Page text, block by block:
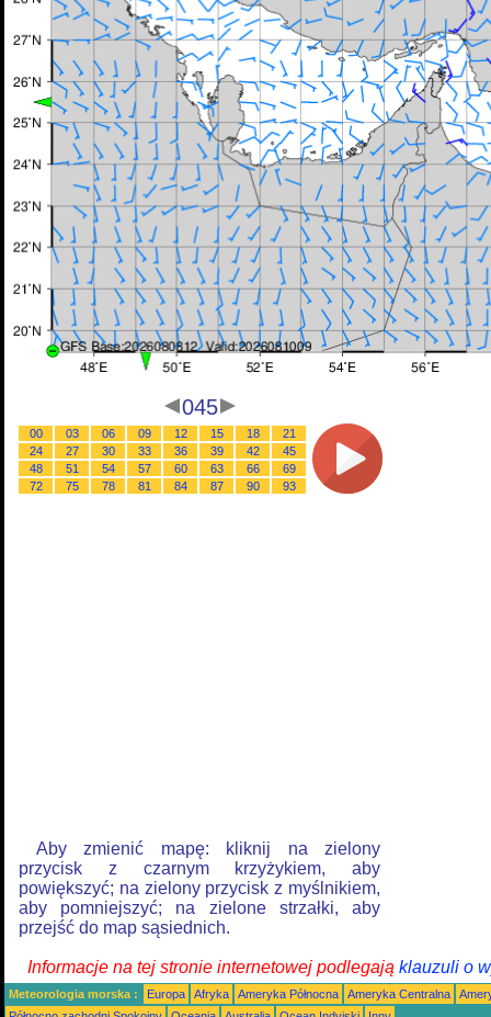
045
00 03 06 09 12 15 18
21
24
27 30 33 36 39 42
45
48
51 54 57 60 63 66
69
72
75 78 81 84 87 90 93
Aby zmienić mapę: kliknij na zielony
przycisk z czarnym krzyżykiem, aby
powiększyć; na zielony przycisk z myślnikiem,
aby pomniejszyć; na zielone strzałki, aby
przejść do map sąsiednich.
Informacje na tej stronie internetowej podlegają klauzuli o
Meteorologia morska : Europa Afryka Ameryka Północna Ameryka Centralna